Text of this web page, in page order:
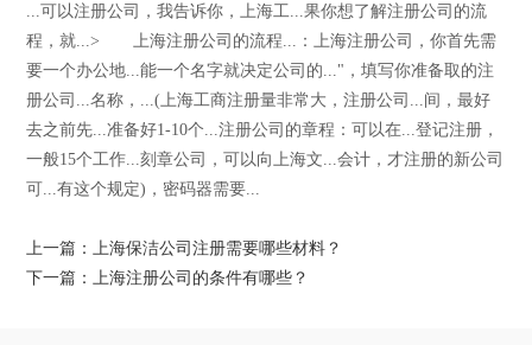
...可以注册公司，我告诉你，上海工...果你想了解注册公司的流
程，就...> 上海注册公司的流程...：上海注册公司，你首先需
要一个办公地...能一个名字就决定公司的..."，填写你准备取的注
册公司...名称，...(上海工商注册量非常大，注册公司...间，最好
去之前先...准备好1-10个...注册公司的章程：可以在...登记注册，
一般15个工作...刻章公司，可以向上海文...会计，才注册的新公司
可...有这个规定)，密码器需要...
上一篇：上海保洁公司注册需要哪些材料？
下一篇：上海注册公司的条件有哪些？